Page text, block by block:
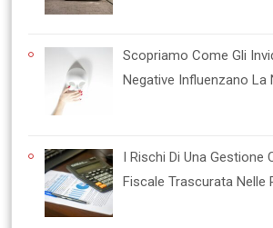
Scopriamo Come Gli
Negative Influenzano La
I Rischi Di Una Gestione
Fiscale Trascurata Nelle